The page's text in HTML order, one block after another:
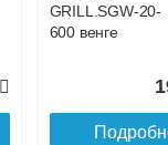
GRILL.SGW-20-
600 венге